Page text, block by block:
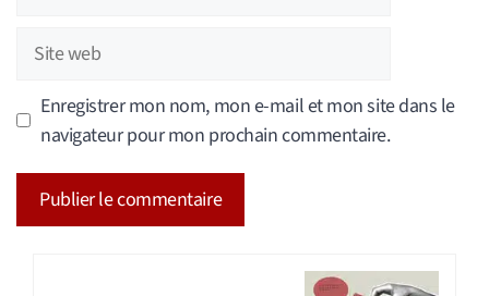
Site
web
Enregistrer mon nom, mon e-mail et mon site dans le
navigateur pour mon prochain commentaire.